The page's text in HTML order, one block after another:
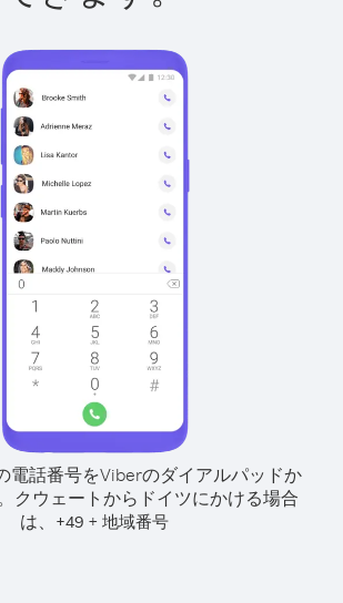
電話番号をViberのダイアルパッドか
クウェートからドイツにかける場合
は、 +49 + 地域番号